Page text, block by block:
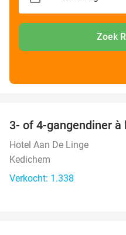
Zoek
3- of 4-gangendiner
Hotel Aan De Linge
Kedichem
Verkocht: 1.338